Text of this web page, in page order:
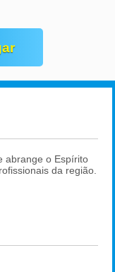
abrange o Espírito
da região.